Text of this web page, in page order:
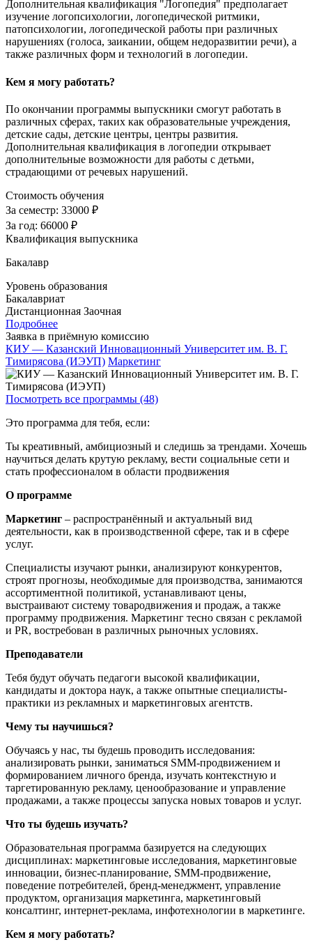
Дополнительная квалификация "Логопедия" предполагает
изучение логопсихологии, логопедической ритмики,
патопсихологии, логопедической работы при различных
нарушениях (голоса, заикании, общем недоразвитии речи), а
также различных форм и технологий в логопедии.
Кем я могу работать?
По окончании программы выпускники смогут работать в
различных сферах, таких как образовательные учреждения,
детские сады, детские центры, центры развития.
Дополнительная квалификация в логопедии открывает
дополнительные возможности для работы с детьми,
страдающими от речевых нарушений.
Стоимость обучения
За семестр: 33000 ₽
За год: 66000 ₽
Квалификация выпускника
Бакалавр
Уровень образования
Бакалавриат
Дистанционная Заочная
Подробнее
Заявка в приёмную комиссию
КИУ — Казанский Инновационный Университет им. В. Г.
Тимирясова (ИЭУП) Маркетинг
Посмотреть все программы (48)
Это программа для тебя, если:
Ты креативный, амбициозный и следишь за трендами. Хочешь
научиться делать крутую рекламу, вести социальные сети и
стать профессионалом в области продвижения
О программе
Маркетинг – распространённый и актуальный вид
деятельности, как в производственной сфере, так и в сфере
услуг.
Специалисты изучают рынки, анализируют конкурентов,
строят прогнозы, необходимые для производства, занимаются
ассортиментной политикой, устанавливают цены,
выстраивают систему товародвижения и продаж, а также
программу продвижения. Маркетинг тесно связан с рекламой
и PR, востребован в различных рыночных условиях.
Преподаватели
Тебя будут обучать педагоги высокой квалификации,
кандидаты и доктора наук, а также опытные специалисты-
практики из рекламных и маркетинговых агентств.
Чему ты научишься?
Обучаясь у нас, ты будешь проводить исследования:
анализировать рынки, заниматься SMM-продвижением и
формированием личного бренда, изучать контекстную и
таргетированную рекламу, ценообразование и управление
продажами, а также процессы запуска новых товаров и услуг.
Что ты будешь изучать?
Образовательная программа базируется на следующих
дисциплинах: маркетинговые исследования, маркетинговые
инновации, бизнес-планирование, SMM-продвижение,
поведение потребителей, бренд-менеджмент, управление
продуктом, организация маркетинга, маркетинговый
консалтинг, интернет-реклама, инфотехнологии в маркетинге.
Кем я могу работать?